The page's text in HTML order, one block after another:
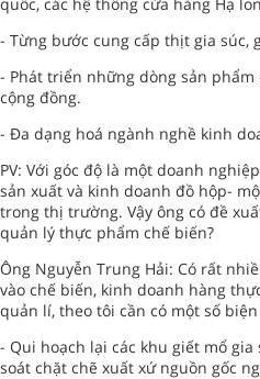
- Từng bước cung cấp thịt gia súc,
- Phát triển những dòng sản
cộng đồng.
- Đa dạng hoá ngành nghề kinh
PV: Với góc độ là một doanh
sản xuất và kinh doanh đồ hộp-
trong thị trường. Vậy ông có đề
quản lý thực phẩm chế biến?
Ông Nguyễn Trung Hải: Có rất
vào chế biến, kinh doanh hàng
quản lí, theo tôi cần có một số
- Qui hoạch lại các khu giết mổ
soát chặt chẽ xuất xứ nguồn gốc